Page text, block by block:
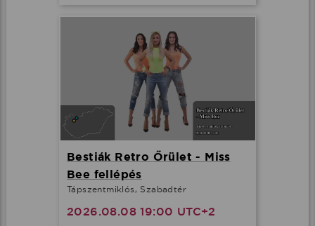
Bestiák Retro Őrület - Miss
Bee fellépés
Tápszentmiklós, Szabadtér
2026.08.08 19:00 UTC+2